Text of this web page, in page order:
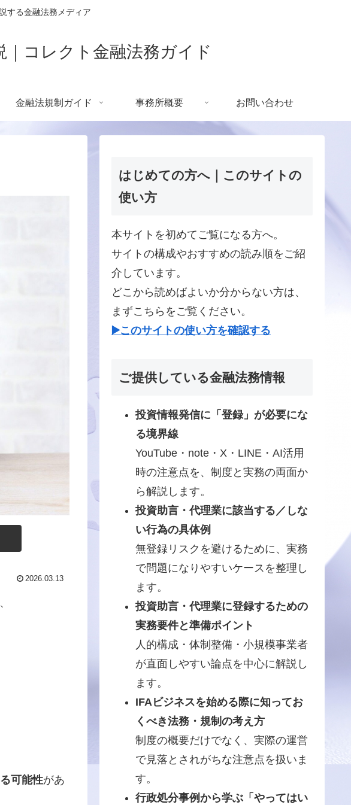
する金融法務メディア
コレクト金融法務ガイド
金融法規制ガイド 事務所概要 お問い合わせ
2026.03.13
可能性があ
はじめての方へ｜このサイトの
使い方
本サイトを初めてご覧になる方へ。
サイトの構成やおすすめの読み順をご紹
介しています。
どこから読めばよいか分からない方は、
まずこちらをご覧ください。
▶️このサイトの使い方を確認する
ご提供している金融法務情報
投資情報発信に「登録」が必要にな
る境界線
YouTube・note・X・LINE・AI活用
時の注意点を、制度と実務の両面か
ら解説します。
投資助言・代理業に該当する／しな
い行為の具体例
無登録リスクを避けるために、実務
で問題になりやすいケースを整理し
ます。
投資助言・代理業に登録するための
実務要件と準備ポイント
人的構成・体制整備・小規模事業者
が直面しやすい論点を中心に解説し
ます。
IFAビジネスを始める際に知ってお
くべき法務・規制の考え方
制度の概要だけでなく、実際の運営
で見落とされがちな注意点を扱いま
す。
行政処分事例から学ぶ「やってはい